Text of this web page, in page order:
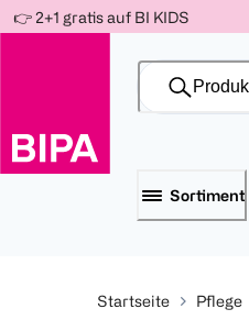
-10%
Für
150 Ös
-15%
Für
300 Ös
-20%
Für
500 Ös
Weiter
zum
👉 2+1 gratis auf BI KIDS
Sortiment
Startseite Pflege